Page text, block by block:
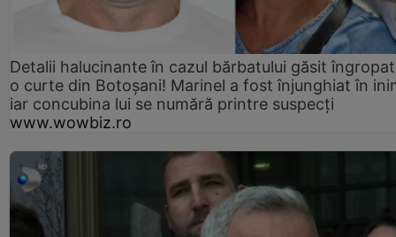
Detalii halucinante în cazul bărbatului găsit
o curte din Botoșani! Marinel a fost înjunghiat în
iar concubina lui se numără printre suspecți
www.wowbiz.ro